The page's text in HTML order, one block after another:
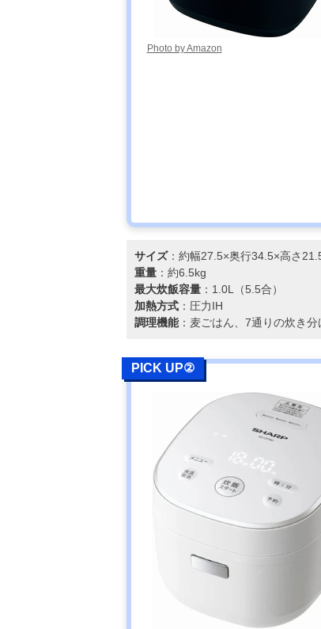
(Panasonic) 自
動計量IH炊飯器
SR-AX1
Photo by Amazon
サイズ：約幅27.5×奥行34.5×高さ
重量：約6.5kg
最大炊飯容量：1.0L（5.5合）
加熱方式：圧力IH
調理機能：麦ごはん、7通りの炊き
PICK UP②